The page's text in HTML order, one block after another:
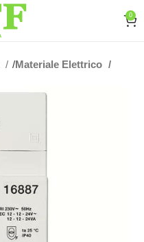
0
Materiale Elettrico